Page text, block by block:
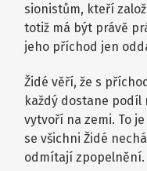
sionistům, kteří
totiž má být právě
jeho příchod jen
Židé věří, že s
každý dostane podíl
vytvoří na zemi. To
se všichni Židé
odmítají zpopelnění.